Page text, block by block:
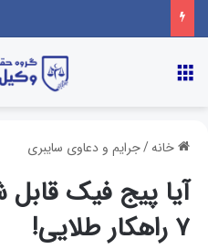
خانه/جرایم و دعاوی سایبری
آیا پیج فیک
۷ راهکار طلایی!